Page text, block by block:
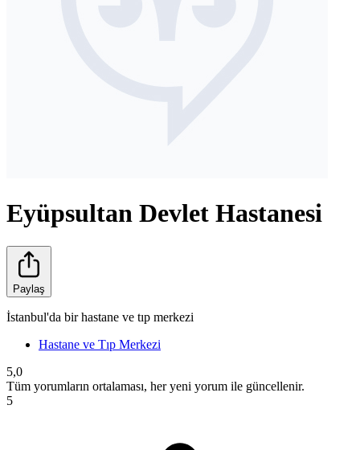
Eyüpsultan Devlet Hastanesi
Paylaş
İstanbul'da bir hastane ve tıp merkezi
Hastane ve Tıp Merkezi
5,0
Tüm yorumların ortalaması, her yeni yorum ile güncellenir.
5